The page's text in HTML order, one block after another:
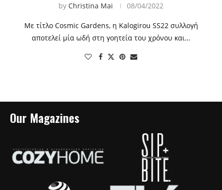
by Christina Mai 08/04/2022
Με τίτλο Cosmic Gardens, η Kalogirou SS22 συλλογή
αποτελεί μία ωδή στη γοητεία του χρόνου και…
Our Magazines